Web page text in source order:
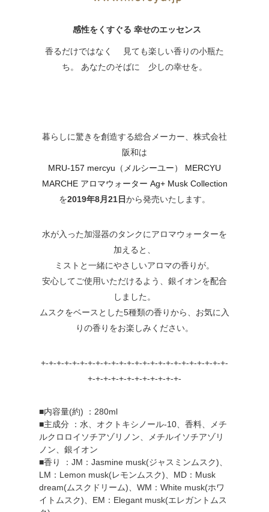
感性をくすぐる 幸せのエッセンス
香るだけではなく 見ても楽しい香りの小瓶た
ち。 あなたのそばに 少しの幸せを。
暮らしに驚きを創造する総合メーカー、株式会社
阪和は
MRU-157 mercyu（メルシーユー） MERCYU
MARCHE アロマウォーター Ag+ Musk Collection
を2019年8月21日から発売いたします。
水が入った加湿器のタンクにアロマウォーターを
加えると、
ミストと一緒にやさしいアロマの香りが。
安心してご使用いただけるよう、銀イオンを配合
しました。
ムスクをベースとした5種類の香りから、お気に入
りの香りをお楽しみください。
+-+-+-+-+-+-+-+-+-+-+-+-+-+-+-+-+-+-+-+-+-+-+-+-
+-+-+-+-+-+-+-+-+-+-+-+-
■内容量(約) ：280ml
■主成分 ：水、オクトキシノール-10、香料、メチ
ルクロロイソチアゾリノン、メチルイソチアゾリ
ノン、銀イオン
■香り ：JM：Jasmine musk(ジャスミンムスク)、
LM：Lemon musk(レモンムスク)、MD：Musk
dream(ムスクドリーム)、WM：White musk(ホワ
イトムスク)、EM：Elegant musk(エレガントムス